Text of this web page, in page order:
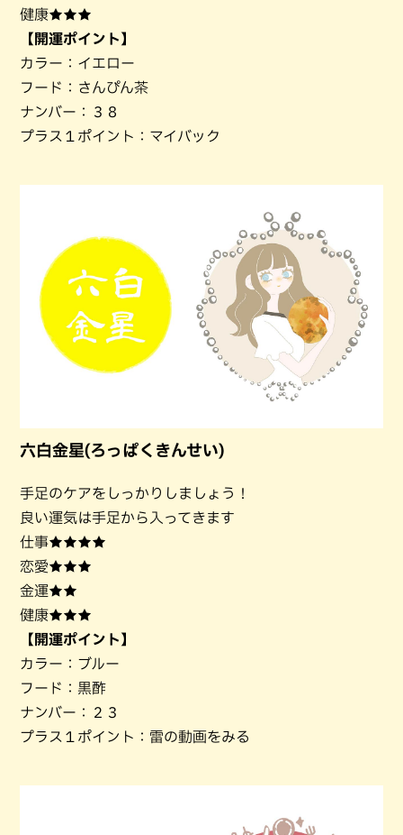
健康★★★
【開運ポイント】
カラー：イエロー
フード：さんぴん茶
ナンバー：３８
プラス１ポイント：マイバック
六白金星(ろっぱくきんせい)
手足のケアをしっかりしましょう！
良い運気は手足から入ってきます
仕事★★★★
恋愛★★★
金運★★
健康★★★
【開運ポイント】
カラー：ブルー
フード：黒酢
ナンバー：２３
プラス１ポイント：雷の動画をみる